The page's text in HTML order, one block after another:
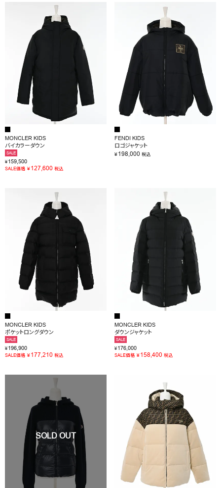
お問い合わせ
MONCLER KIDS
バイカラーダウン
SALE
¥159,500
SALE価格 ¥127,600 税込
FENDI KIDS
ロゴジャケット
¥198,000 税込
MONCLER KIDS
ポケットロングダウン
SALE
¥196,900
SALE価格 ¥177,210 税込
MONCLER KIDS
ダウンジャケット
SALE
¥176,000
SALE価格 ¥158,400 税込